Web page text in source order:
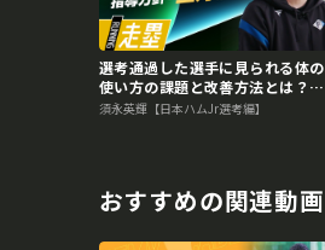
選考通過した選手に見られる体の
使い方の課題と改善方法とは？
NPBジュニア合格のために必要な
須永英輝【日本ハムJr選考編】
おすすめの関連動画